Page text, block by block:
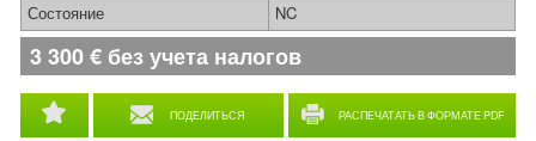
ПОДЕЛИТЬСЯ РАСПЕЧАТАТЬ В ФОРМАТЕ PDF
Состояние
NC
3 300€ без учета налогов